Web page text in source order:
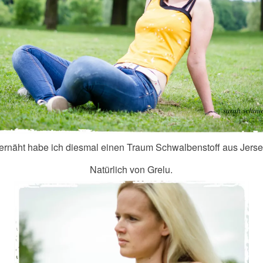
habe ich diesmal einen Traum Schwalbenstoff aus
Natürlich von Grelu.